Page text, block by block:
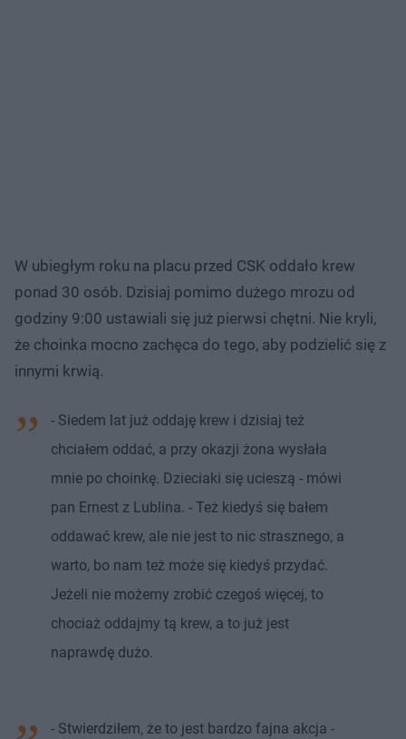
W ubiegłym roku na placu przed CSK oddało krew
ponad 30 osób. Dzisiaj pomimo dużego mrozu od
godziny 9:00 ustawiali się już pierwsi chętni. Nie kryli,
że choinka mocno zachęca do tego, aby podzielić się z
innymi krwią.
- Siedem lat już oddaję krew i dzisiaj też
chciałem oddać, a przy okazji żona wysłała
mnie po choinkę. Dzieciaki się ucieszą - mówi
pan Ernest z Lublina. - Też kiedyś się bałem
oddawać krew, ale nie jest to nic strasznego, a
warto, bo nam też może się kiedyś przydać.
Jeżeli nie możemy zrobić czegoś więcej, to
chociaż oddajmy tą krew, a to już jest
naprawdę dużo.
- Stwierdziłem, że to jest bardzo fajna akcja -